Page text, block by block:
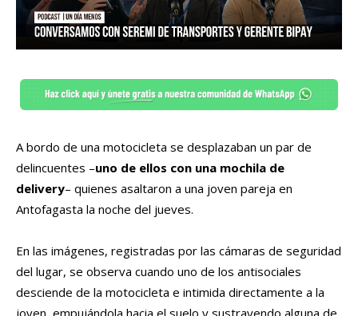
A bordo de una motocicleta se desplazaban un par de
delincuentes –uno de ellos con una mochila de
delivery– quienes asaltaron a una joven pareja en
Antofagasta la noche del jueves.
En las imágenes, registradas por las cámaras de seguridad
del lugar, se observa cuando uno de los antisociales
desciende de la motocicleta e intimida directamente a la